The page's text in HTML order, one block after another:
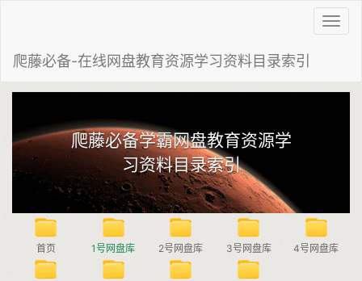
爬藤必备-在线网盘教育资源学习资料目录索引
爬藤必备学霸网盘教育资源学
习资料目录索引
首页 1号网盘库 2号网盘库 3号网盘库 4号网盘库